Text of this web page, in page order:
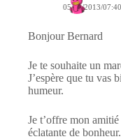
05/02/2013/07:40
Bonjour Bernard
Je te souhaite un
J’espère que tu vas
humeur.
Je t’offre mon
éclatante de bonheur.